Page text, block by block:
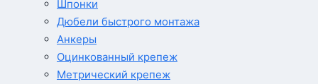
Шпонки
Дюбели быстрого монтажа
Анкеры
Оцинкованный крепеж
Метрический крепеж